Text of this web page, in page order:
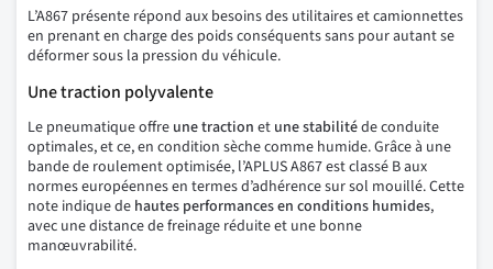
L’A867 présente répond aux besoins des utilitaires et camionnettes
en prenant en charge des poids conséquents sans pour autant se
déformer sous la pression du véhicule.
Une traction polyvalente
Le pneumatique offre une traction et une stabilitéde conduite
optimales, et ce, en condition sèche comme humide. Grâce à une
bande de roulement optimisée, l’APLUS A867 est classé B aux
normes européennes en termes d’adhérence sur sol mouillé. Cette
note indique de hautes performances en conditions humides,
avec une distance de freinage réduite et une bonne
manœuvrabilité.